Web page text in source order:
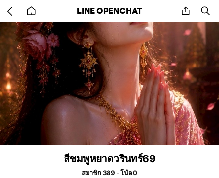
back
to
home
LINE OPENCHAT share
สีชมพูหยาดวรินทร์69
สมาชิก 389
โน้ต 0